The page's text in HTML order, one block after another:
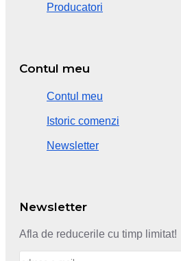
Producatori
Contul meu
Contul meu
Istoric comenzi
Newsletter
Newsletter
Afla de reducerile cu timp limitat!